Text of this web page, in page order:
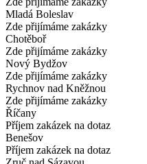
Mladá Boleslav
Zde přijímáme zakázky
Chotěboř
Zde přijímáme zakázky
Nový Bydžov
Zde přijímáme zakázky
Rychnov nad Kněžnou
Zde přijímáme zakázky
Říčany
Příjem zakázek na dotaz
Benešov
Příjem zakázek na dotaz